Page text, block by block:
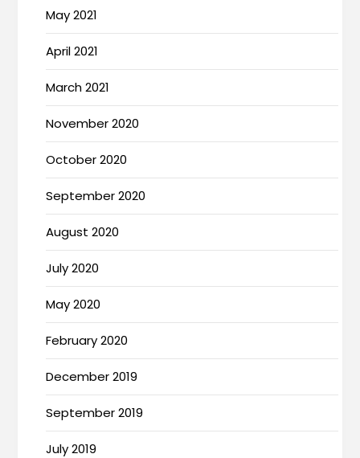
May 2021
April 2021
March 2021
November 2020
October 2020
September 2020
August 2020
July 2020
May 2020
February 2020
December 2019
September 2019
July 2019